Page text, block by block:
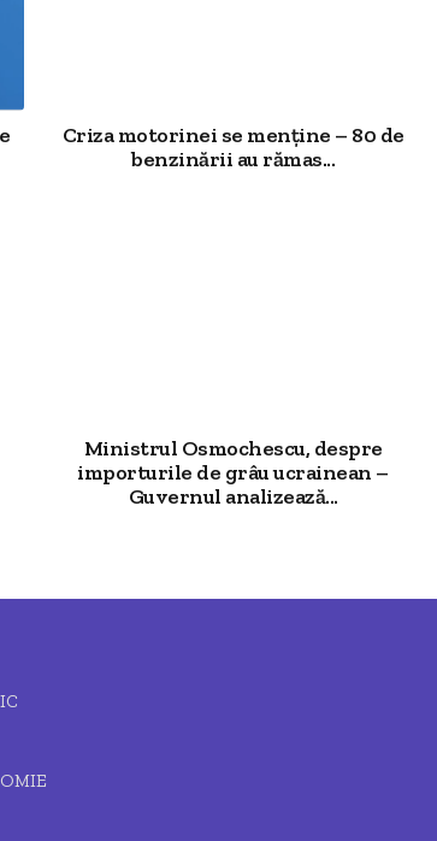
Criza motorinei se menține – 80 de
benzinării au rămas...
Ministrul Osmochescu, despre
importurile de grâu ucrainean –
Guvernul analizează...